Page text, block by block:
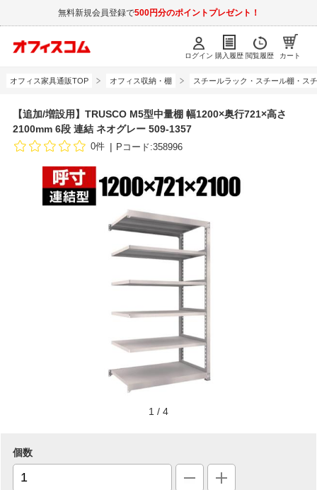
無料新規会員登録で500円分のポイントプレゼント！
ログイン 購入履歴 閲覧履歴 カート
オフィス家具通販TOP オフィス収納・棚 スチールラック・スチール棚・ス
【追加/増設用】TRUSCO M5型中量棚 幅1200×奥行721×高さ
2100mm 6段 連結 ネオグレー 509-1357
0件 Pコード:358996
1 / 4
個数